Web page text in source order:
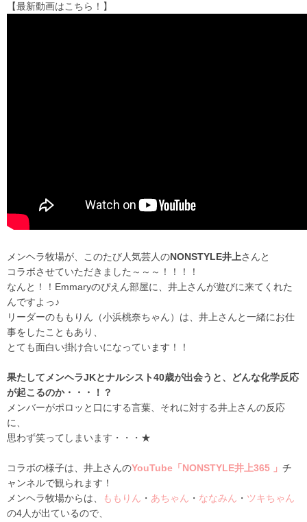
【最新動画はこちら！】
メンヘラ牧場が、このたび人気芸人のNONSTYLE井上さんと
コラボさせていただきました～～～！！！！
なんと！！Emmaryのぴえん部屋に、井上さんが遊びに来てくれた
んですよっ♪
リーダーのももりん（小浜桃奈ちゃん）は、井上さんと一緒にお仕
事をしたこともあり、
とても面白い掛け合いになっています！！
果たしてメンヘラJKとナルシスト40歳が出会うと、どんな化学反応
が起こるのか・・・！？
メンバーがポロッと口にする言葉、それに対する井上さんの反応
に、
思わず笑ってしまいます・・・★
コラボの様子は、井上さんのYouTube「 NONSTYLE井上365 」 チ
ャンネルで観られます！
メンヘラ牧場からは、
ももりん ・ あちゃん ・ ななみん ・ ツキちゃん
の4人が出ているので、